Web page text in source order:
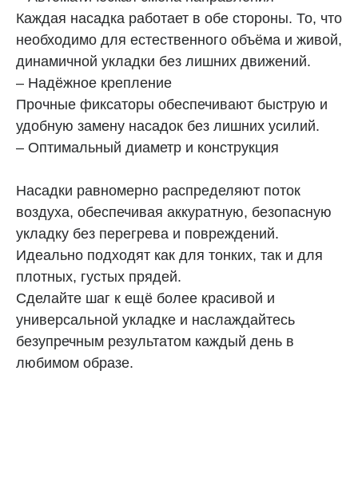
Каждая насадка работает в обе стороны. То, что
необходимо для естественного объёма и живой,
динамичной укладки без лишних движений.
– Надёжное крепление
Прочные фиксаторы обеспечивают быструю и
удобную замену насадок без лишних усилий.
– Оптимальный диаметр и конструкция
Насадки равномерно распределяют поток
воздуха, обеспечивая аккуратную, безопасную
укладку без перегрева и повреждений.
Идеально подходят как для тонких, так и для
плотных, густых прядей.
Сделайте шаг к ещё более красивой и
универсальной укладке и наслаждайтесь
безупречным результатом каждый день в
любимом образе.
Почему выбирают Timfato?
Насадки формируют локоны потоком воздуха без
высоких температур. Волосы не перегреваются,
даже без использования стайлинговых средств.
Автоматическое вращение
Каждая насадка работает в двух направлениях.
Это обеспечивает естественный объем и живую,